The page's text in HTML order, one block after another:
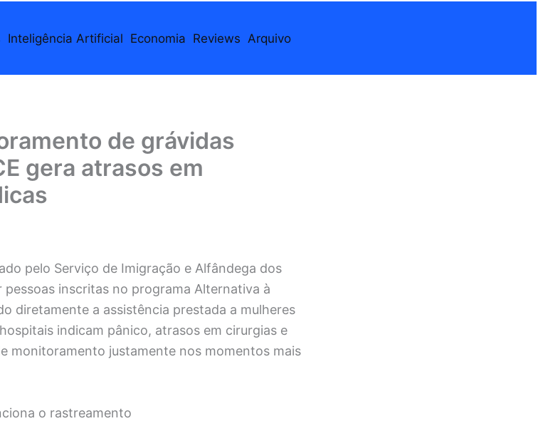
Inteligência Artificial Economia Reviews Arquivo
de grávidas
gera atrasos em
pelo Serviço de Imigração e Alfândega dos
pessoas inscritas no programa Alternativa à
diretamente a assistência prestada a mulheres
indicam pânico, atrasos em cirurgias e
monitoramento justamente nos momentos mais
o rastreamento